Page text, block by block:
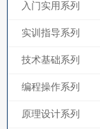
入门实用系列
实训指导系列
技术基础系列
编程操作系列
原理设计系列